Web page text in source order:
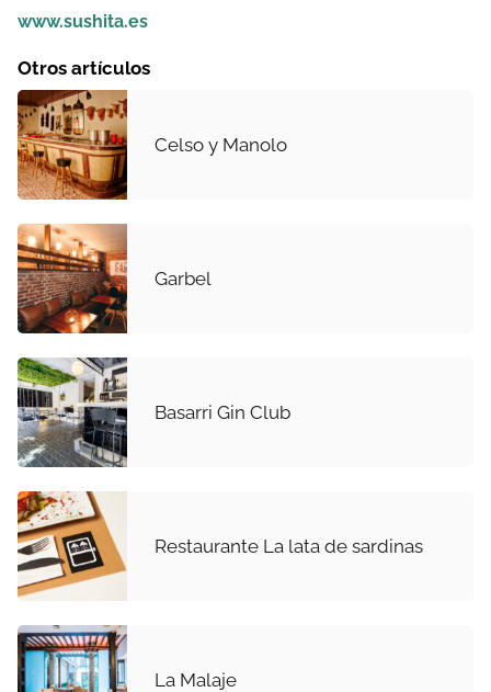
www.sushita.es
Otros artículos
Celso y Manolo
Garbel
Basarri Gin Club
Restaurante La lata de sardinas
La Malaje